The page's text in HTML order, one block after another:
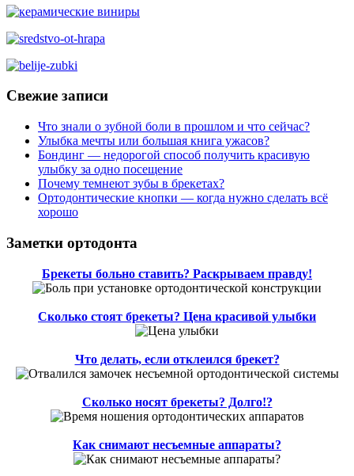
Свежие записи
Что знали о зубной боли в прошлом и что сейчас?
Улыбка мечты или большая книга ужасов?
Бондинг — недорогой способ получить красивую
улыбку за одно посещение
Почему темнеют зубы в брекетах?
Ортодонтические кнопки — когда нужно сделать всё
хорошо
Заметки ортодонта
Брекеты больно ставить? Раскрываем правду!
Сколько стоят брекеты? Цена красивой улыбки
Что делать, если отклеился брекет?
Сколько носят брекеты? Долго!?
Как снимают несъемные аппараты?